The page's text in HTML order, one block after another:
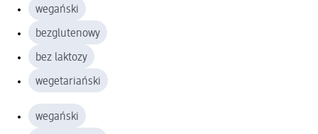
wegański
bezglutenowy
bez laktozy
wegetariański
wegański